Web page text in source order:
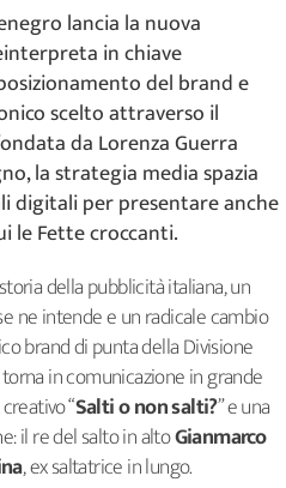
lancia la nuova
in chiave
del brand e
scelto attraverso il
da Lorenza Guerra
la strategia media spazia
digitali per presentare anche
le Fette croccanti.
della pubblicità italiana, un
ne intende e un radicale cambio
brand di punta della Divisione
in comunicazione in grande
“Salti o non salti?” e una
il re del salto in altoGianmarco
, ex saltatrice in lungo.